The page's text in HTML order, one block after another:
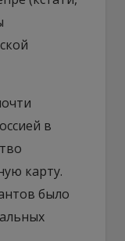
в
карту.
было